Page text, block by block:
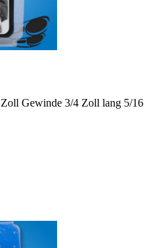
Zoll Gewinde 3/4 Zoll lang 5/16